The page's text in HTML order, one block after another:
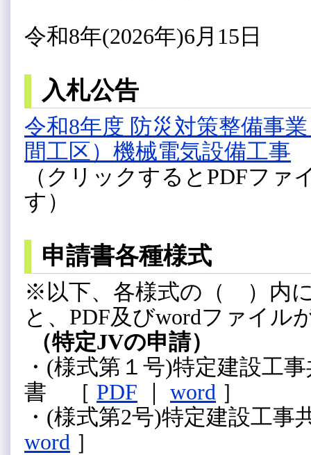
令和8年(2026年)6月15日
入札公告
令和8年度 防災対策整備事
間工区）機械電気設備工事
（クリックするとPDFフ
す）
申請書各種様式
※以下、各様式の（ ）内
と、PDF及びwordファイル
（特定JVの申請）
・(様式第１号)特定建設工
書 ［ PDF word ］
・(様式第2号)特定建設工
word ］